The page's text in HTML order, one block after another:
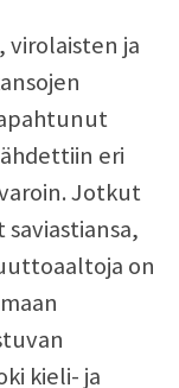
virolaisten ja
eri
Jotkut
on
kieli- ja